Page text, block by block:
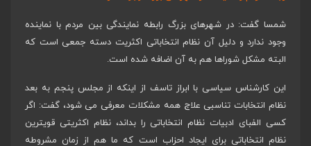
شمسا گفت: در شهرهای بزرگ رابطه نمایندگی بین مردم با نماینده
وجود ندارد و دلیل آن نظام انتخاباتی اکثریت دسته جمعی است که
البته مشکل شوراها هم به آن اضافه شده است.
این کارشناس سیاسی با ابراز تاسف از اینکه از مجلس پنجم به بعد
نظام انتخابات تناسبی علاج همه مشکلات معرفی می شود، گفت: اگر
کسی الفبای ادبیات نظام انتخاباتی را بداند، نظام اکثریتی قویترین
نظام انتخاباتی برای ایجاد احزاب است که ما هم از زمان مشروطه